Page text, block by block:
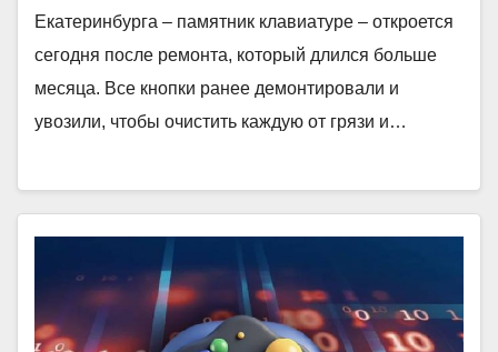
Екатеринбурга – памятник клавиатуре – откроется
сегодня после ремонта, который длился больше
месяца. Все кнопки ранее демонтировали и
увозили, чтобы очистить каждую от грязи и…